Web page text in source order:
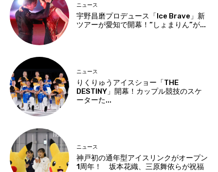
ニュース
宇野昌磨プロデュース「Ice Brave」新
ツアーが愛知で開幕！“しょまりん”が...
ニュース
りくりゅうアイスショー「THE
DESTINY」開幕！カップル競技のスケ
ーターた...
ニュース
神戸初の通年型アイスリンクがオープン
1周年！ 坂本花織、三原舞依らが祝福